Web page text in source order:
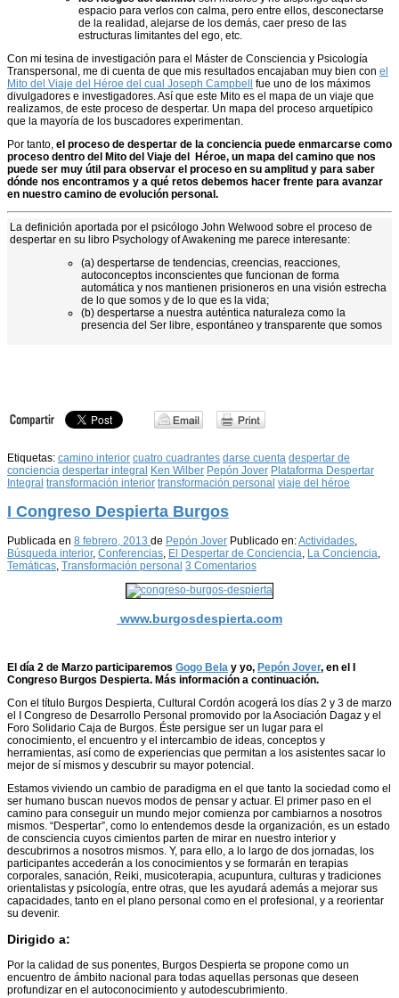
espacio para verlos con calma, pero entre ellos, desconectarse
de la realidad, alejarse de los demás, caer preso de las
estructuras limitantes del ego, etc.
Con mi tesina de investigación para el Máster de Consciencia y Psicología
Transpersonal, me di cuenta de que mis resultados encajaban muy bien con el
Mito del Viaje del Héroe del cual Joseph Campbell
fue uno de los máximos
divulgadores e investigadores. Así que este Mito es el mapa de un viaje que
realizamos, de este proceso de despertar. Un mapa del proceso arquetípico
que la mayoría de los buscadores experimentan.
Por tanto, el proceso de despertar de la conciencia puede enmarcarse como
proceso dentro del Mito del Viaje del Héroe, un mapa del camino que nos
puede ser muy útil para observar el proceso en su amplitud y para saber
dónde nos encontramos y a qué retos debemos hacer frente para avanzar
en nuestro camino de evolución personal.
La definición aportada por el psicólogo John Welwood sobre el proceso de
despertar en su libro Psychology of Awakening me parece interesante:
(a) despertarse de tendencias, creencias, reacciones,
autoconceptos inconscientes que funcionan de forma
automática y nos mantienen prisioneros en una visión estrecha
de lo que somos y de lo que es la vida;
(b) despertarse a nuestra auténtica naturaleza como la
presencia del Ser libre, espontáneo y transparente que somos
Etiquetas: camino interior cuatro cuadrantes darse cuenta despertar de
conciencia despertar integral Ken Wilber Pepón Jover Plataforma Despertar
Integral transformación interior transformación personal viaje del héroe
I Congreso Despierta Burgos
Publicada en 8 febrero, 2013 de Pepón Jover Publicado en:Actividades,
Búsqueda interior, Conferencias, El Despertar de Conciencia, La Conciencia,
Temáticas, Transformación personal 3 Comentarios
www.burgosdespierta.com
El día 2 de Marzo participaremos Gogo Bela y yo, Pepón Jover, en el I
Congreso Burgos Despierta. Más información a continuación.
Con el título Burgos Despierta, Cultural Cordón acogerá los días 2 y 3 de marzo
el I Congreso de Desarrollo Personal promovido por la Asociación Dagaz y el
Foro Solidario Caja de Burgos. Éste persigue ser un lugar para el
conocimiento, el encuentro y el intercambio de ideas, conceptos y
herramientas, así como de experiencias que permitan a los asistentes sacar lo
mejor de sí mismos y descubrir su mayor potencial.
Estamos viviendo un cambio de paradigma en el que tanto la sociedad como el
ser humano buscan nuevos modos de pensar y actuar. El primer paso en el
camino para conseguir un mundo mejor comienza por cambiarnos a nosotros
mismos. “Despertar”, como lo entendemos desde la organización, es un estado
de consciencia cuyos cimientos parten de mirar en nuestro interior y
descubrirnos a nosotros mismos. Y, para ello, a lo largo de dos jornadas, los
participantes accederán a los conocimientos y se formarán en terapias
corporales, sanación, Reiki, musicoterapia, acupuntura, culturas y tradiciones
orientalistas y psicología, entre otras, que les ayudará además a mejorar sus
capacidades, tanto en el plano personal como en el profesional, y a reorientar
su devenir.
Dirigido a:
Por la calidad de sus ponentes, Burgos Despierta se propone como un
encuentro de ámbito nacional para todas aquellas personas que deseen
profundizar en el autoconocimiento y autodescubrimiento.